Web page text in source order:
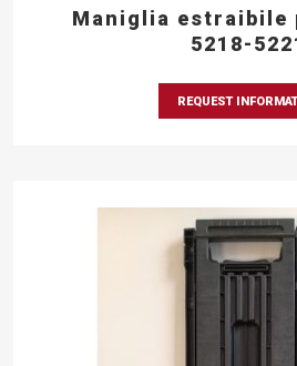
Maniglia estraibile
5218-
REQUEST